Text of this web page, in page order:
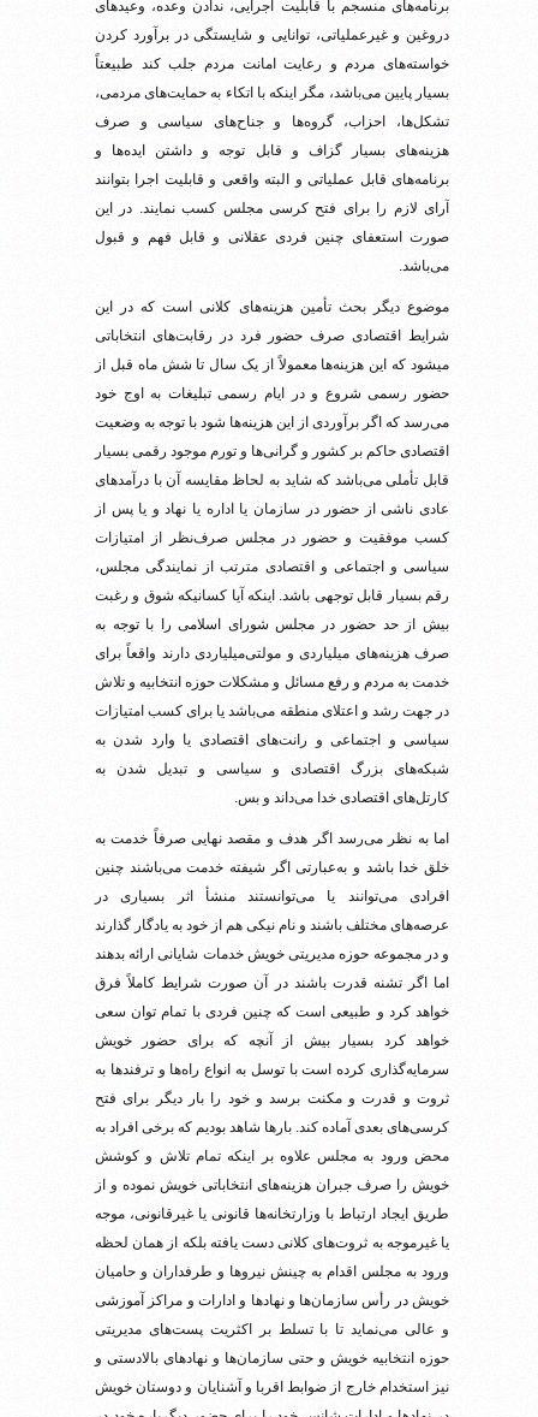
برنامه‌های منسجم با قابلیت اجرایی، ندادن وعده، وعیدهای
دروغین و غیرعملیاتی، توانایی و شایستگی در برآورد کردن
خواسته‌های مردم و رعایت امانت مردم جلب کند طبیعتاً
بسیار پایین می‌باشد، مگر اینکه با اتکاء به حمایت‌های مردمی،
تشکل‌ها، احزاب، گروه‌ها و جناح‌های سیاسی و صرف
هزینه‌های بسیار گزاف و قابل توجه و داشتن ایده‌ها و
برنامه‌های قابل عملیاتی و البته واقعی و قابلیت اجرا بتوانند
آرای لازم را برای فتح کرسی مجلس کسب نمایند. در این
صورت استعفای چنین فردی عقلانی و قابل فهم و قبول
می‌باشد.
موضوع دیگر بحث تأمین هزینه‌های کلانی است که در این
شرایط اقتصادی صرف حضور فرد در رقابت‌های انتخاباتی
میشود که این هزینه‌ها معمولاً از یک سال تا شش ماه قبل از
حضور رسمی شروع و در ایام رسمی تبلیغات به اوج خود
می‌رسد که اگر برآوردی از این هزینه‌ها شود با توجه به وضعیت
اقتصادی حاکم بر کشور و گرانی‌ها و تورم موجود رقمی بسیار
قابل تأملی می‌باشد که شاید به لحاظ مقایسه آن با درآمدهای
عادی ناشی از حضور در سازمان یا اداره یا نهاد و یا پس از
کسب موفقیت و حضور در مجلس صرف‌نظر از امتیازات
سیاسی و اجتماعی و اقتصادی مترتب از نمایندگی مجلس،
رقم بسیار قابل توجهی باشد. اینکه آیا کسانیکه شوق و رغبت
بیش از حد حضور در مجلس شورای اسلامی را با توجه به
صرف هزینه‌های میلیاردی و مولتی‌میلیاردی دارند واقعاً برای
خدمت به مردم و رفع مسائل و مشکلات حوزه انتخابیه و تلاش
در جهت رشد و اعتلای منطقه می‌باشد یا برای کسب امتیازات
سیاسی و اجتماعی و رانت‌های اقتصادی یا وارد شدن به
شبکه‌های بزرگ اقتصادی و سیاسی و تبدیل شدن به
کارتل‌های اقتصادی خدا می‌داند و بس.
اما به نظر می‌رسد اگر هدف و مقصد نهایی صرفاً خدمت به
خلق خدا باشد و به‌عبارتی اگر شیفته خدمت می‌باشند چنین
افرادی می‌توانند یا می‌توانستند منشأ اثر بسیاری در
عرصه‌های مختلف باشند و نام نیکی هم از خود به یادگار گذارند
و در مجموعه حوزه مدیریتی خویش خدمات شایانی ارائه بدهند
اما اگر تشنه قدرت باشند در آن صورت شرایط کاملاً فرق
خواهد کرد و طبیعی است که چنین فردی با تمام توان سعی
خواهد کرد بسیار بیش از آنچه که برای حضور خویش
سرمایه‌گذاری کرده است با توسل به انواع راه‌ها و ترفندها به
ثروت و قدرت و مکنت برسد و خود را بار دیگر برای فتح
کرسی‌های بعدی آماده کند. بارها شاهد بودیم که برخی افراد به
محض ورود به مجلس علاوه بر اینکه تمام تلاش و کوشش
خویش را صرف جبران هزینه‌های انتخاباتی خویش نموده و از
طریق ایجاد ارتباط با وزارتخانه‌ها قانونی یا غیرقانونی، موجه
یا غیرموجه به ثروت‌های کلانی دست یافته بلکه از همان لحظه
ورود به مجلس اقدام به چینش نیروها و طرفداران و حامیان
خویش در رأس سازمان‌ها و نهادها و ادارات و مراکز آموزشی
و عالی می‌نماید تا با تسلط بر اکثریت پست‌های مدیریتی
حوزه انتخابیه خویش و حتی سازمان‌ها و نهادهای بالادستی و
نیز استخدام خارج از ضوابط اقربا و آشنایان و دوستان خویش